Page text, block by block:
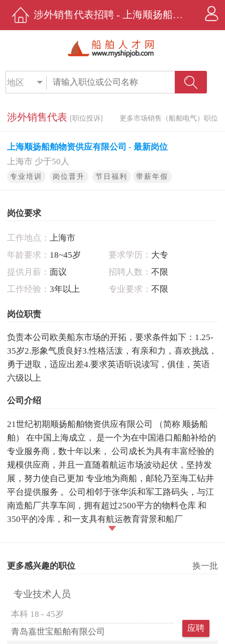
涉外销售代表招聘 - 上海顺扬船舶物资供应有限公司 - 船舶人才网
地区
涉外销售代表 [职位投诉] 更多市场销售（船舶电气）职位
上海顺扬船舶物资供应有限公司 - 最新岗位
上海市 少于50人
专业培训 岗位晋升 节日福利 带薪年假
岗位要求
工作地点： 上海市
年龄要求： 18~45岁 要求学历： 大专
提供月薪： 面议 招聘人数： 不限
工作经验： 3年以上 专业要求： 不限
岗位职责
负责本公司欧美船东市场的开拓，要求条件如下：1.25-
35岁2.形象气质良好3.性格活泼，有亲和力，喜欢挑战，
勇于进取，适应出差4.要求英语听说读写，俱佳，英语
六级以上
公司介绍
21世纪初期顺扬船舶物资供应有限公司 （简称 顺扬船
舶） 在中国上海成立， 是一个为在中国港口船舶补给的
专业服务商，数十年以来， 公司成长为具有丰富经验的
规模供应商，并且一直随着航运市场波动起伏，坚持发
展，努力使自己更加 专业地为商船，邮轮乃至海工钻井
平台提供服务 。公司相邻于张华浜和军工路码头，与江
南造船厂共享车间，拥有超过2500平方的物料仓库 和
350平的冷库，和一支具有航运教育背景和船厂
更多感兴趣的职位 换一批
专业技术人员
本科 18 - 45岁
青岛嘉世宝船舶有限公司
应聘